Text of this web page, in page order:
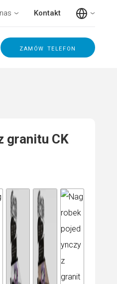
Kontakt
zamów telefon
granitu CK